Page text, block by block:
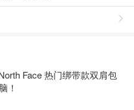
Face 热门绑带款双肩包
！